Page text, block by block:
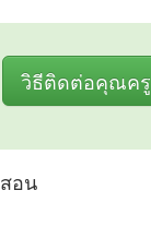
วิธีติดต่อคุณครู
อน